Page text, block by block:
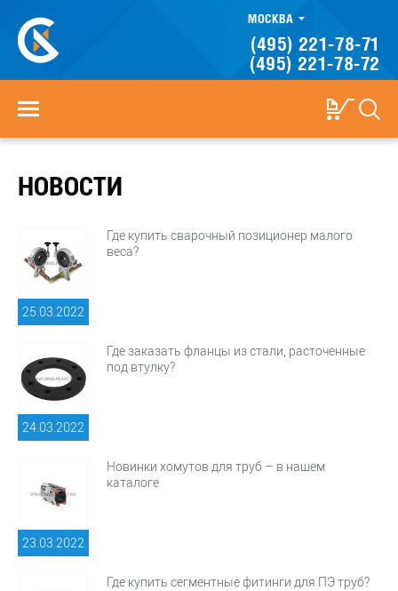
МОСКВА
(495) 221-78-71
(495) 221-78-72
НОВОСТИ
25.03.2022
Где купить сварочный позиционер малого
веса?
24.03.2022
Где заказать фланцы из стали, расточенные
под втулку?
23.03.2022
Новинки хомутов для труб – в нашем
каталоге
Где купить сегментные фитинги для ПЭ труб?